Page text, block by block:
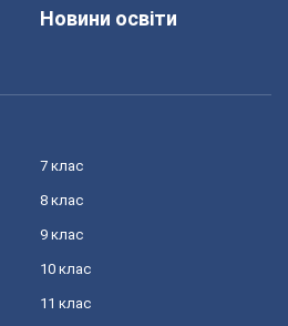
Новини освіти
7 клас
8 клас
9 клас
10 клас
11 клас